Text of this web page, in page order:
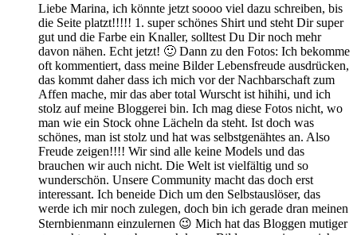
Liebe Marina, ich könnte jetzt soooo viel dazu schreiben, bis
die Seite platzt!!!!! 1. super schönes Shirt und steht Dir super
gut und die Farbe ein Knaller, solltest Du Dir noch mehr
davon nähen. Echt jetzt! 🙂 Dann zu den Fotos: Ich bekomme
oft kommentiert, dass meine Bilder Lebensfreude ausdrücken,
das kommt daher dass ich mich vor der Nachbarschaft zum
Affen mache, mir das aber total Wurscht ist hihihi, und ich
stolz auf meine Bloggerei bin. Ich mag diese Fotos nicht, wo
man wie ein Stock ohne Lächeln da steht. Ist doch was
schönes, man ist stolz und hat was selbstgenähtes an. Also
Freude zeigen!!!! Wir sind alle keine Models und das
brauchen wir auch nicht. Die Welt ist vielfältig und so
wunderschön. Unsere Community macht das doch erst
interessant. Ich beneide Dich um den Selbstauslöser, das
werde ich mir noch zulegen, doch bin ich gerade dran meinen
Sternbienmann einzulernen 😉 Mich hat das Bloggen mutiger